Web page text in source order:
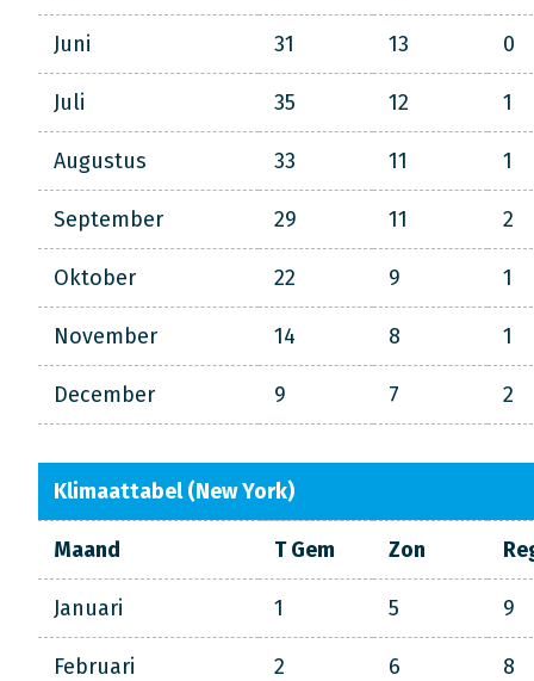
Juni 31 13 0
Juli 35 12 1
Augustus 33 11 1
September 29 11 2
Oktober 22 9 1
November 14 8 1
December 9 7 2
Klimaattabel (New York)
Maand T Gem Zon
Januari 1 5 9
Februari 2 6 8